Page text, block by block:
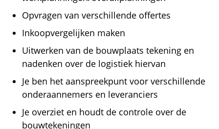
Opvragen van verschillende offertes
Inkoopvergelijken maken
Uitwerken van de bouwplaats tekening en
nadenken over de logistiek hiervan
Je ben het aanspreekpunt voor verschillende
onderaannemers en leveranciers
Je overziet en houdt de controle over de
bouwtekeningen